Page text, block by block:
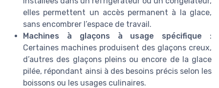
elles permettent un accès permanent à la glace,
sans encombrer l’espace de travail.
Machines à glaçons à usage spécifique :
Certaines machines produisent des glaçons creux,
d’autres des glaçons pleins ou encore de la glace
pilée, répondant ainsi à des besoins précis selon les
boissons ou les usages culinaires.